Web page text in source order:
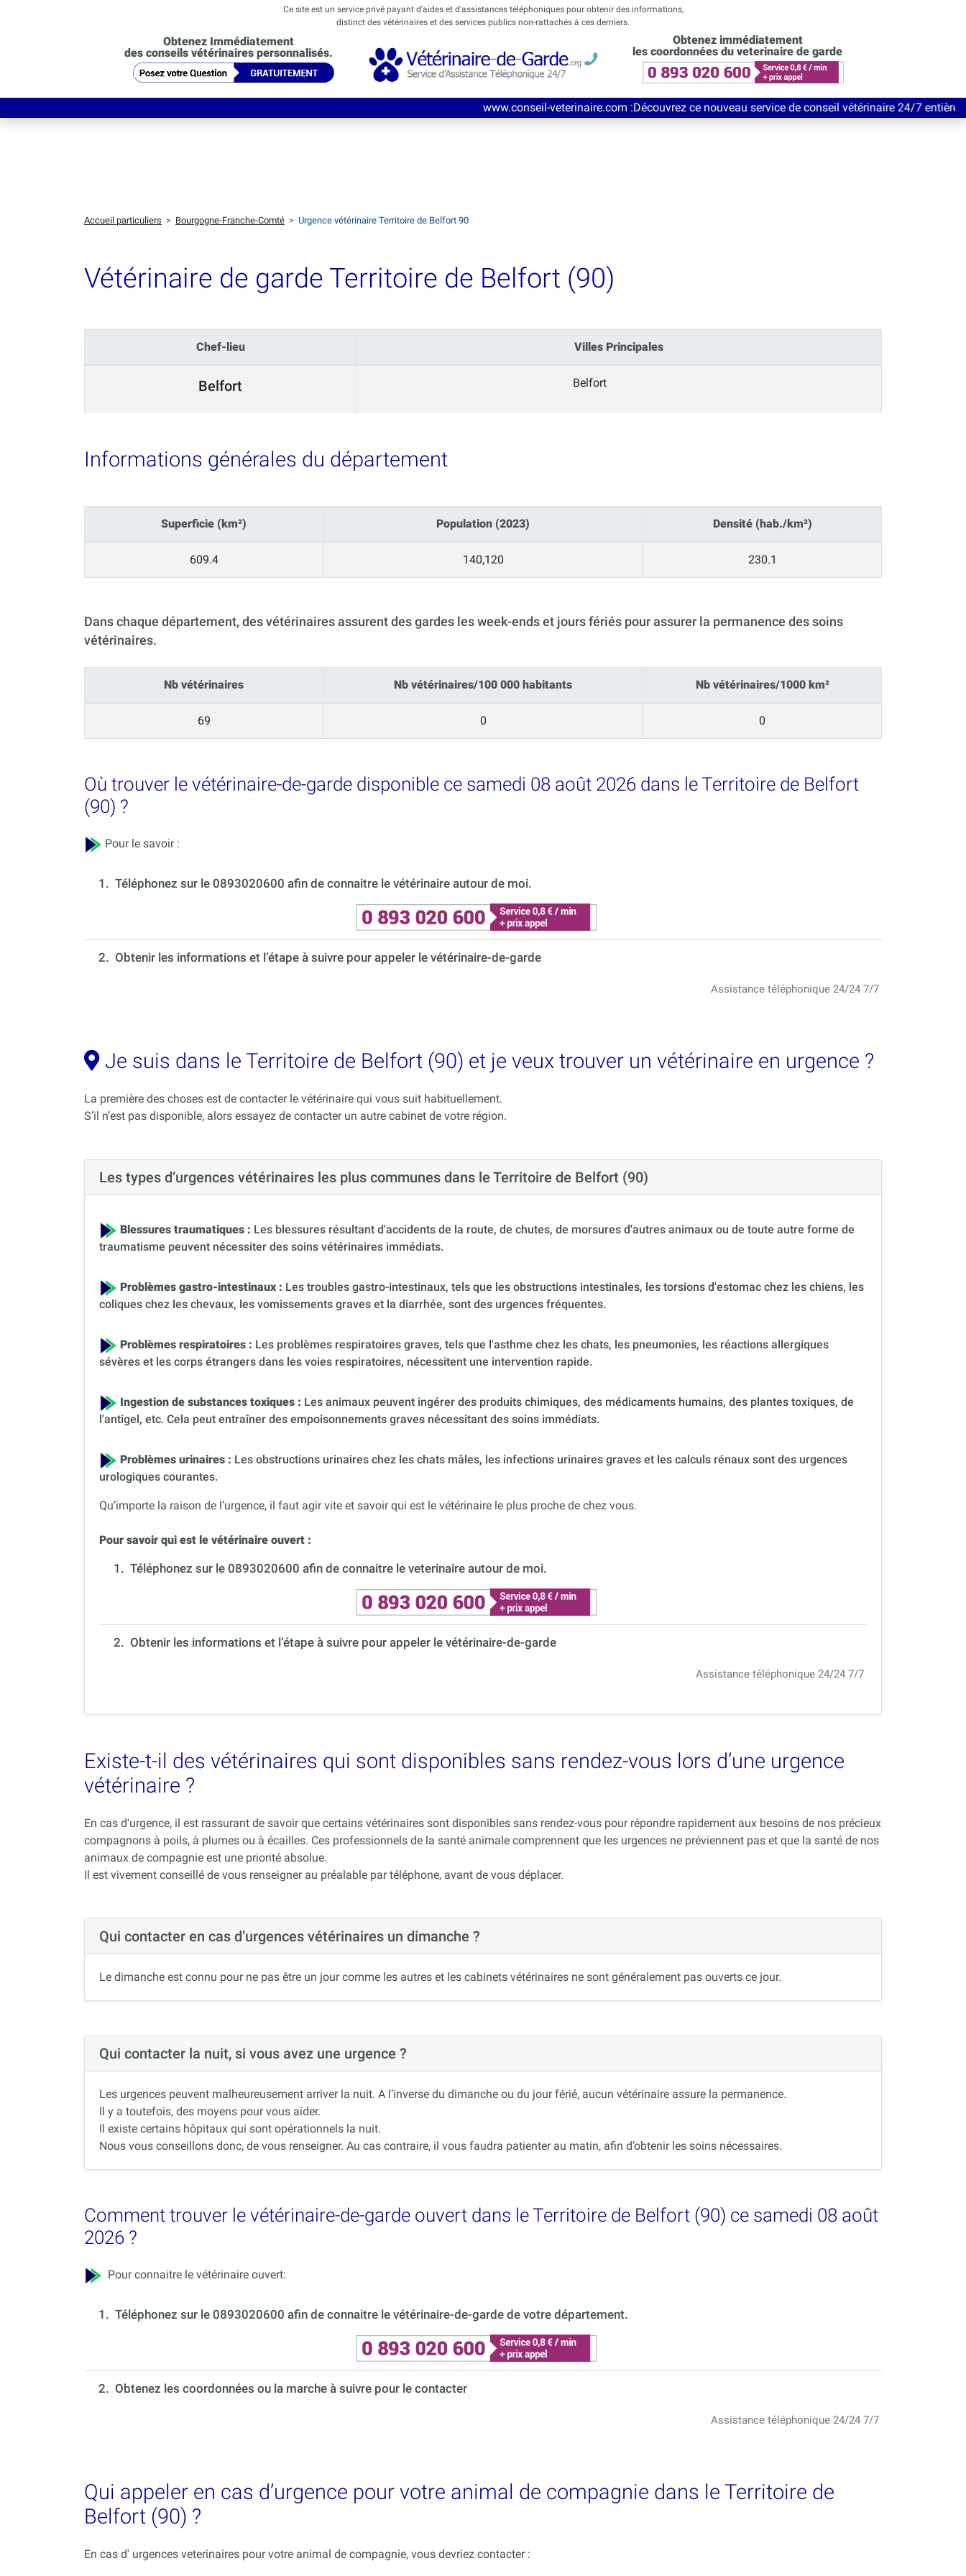
Ce site est un service privé payant d’aides et d’assistances téléphoniques pour obtenir des informations,
distinct des vétérinaires et des services publics non-rattachés à ces derniers.
Obtenez Immédiatement
des conseils vétérinaires personnalisés.
Obtenez immédiatement
les coordonnées du veterinaire de garde
www.conseil-veterinaire.com:Découvrez ce nouveau service de conseil vétérinaire 24/7 entièrement Gratuit
Accueil particuliers > Bourgogne-Franche-Comté > Urgence vétérinaire Territoire de Belfort 90
Vétérinaire de garde Territoire de Belfort (90)
Chef-lieu Villes Principales
Belfort Belfort
Informations générales du département
Superficie (km²) Population (2023) Densité (hab./km²)
609.4 140,120 230.1
Dans chaque département, des vétérinaires assurent des gardes les week-ends et jours fériés pour assurer la permanence des soins
vétérinaires.
Nb vétérinaires Nb vétérinaires/100 000 habitants Nb vétérinaires/1000 km²
69 0 0
Où trouver le vétérinaire-de-garde disponible ce samedi 08 août 2026 dans le Territoire de Belfort
(90) ?
Pour le savoir :
1. Téléphonez sur le 0893020600 afin de connaitre le vétérinaire autour de moi.
2. Obtenir les informations et l’étape à suivre pour appeler le vétérinaire-de-garde
Assistance téléphonique 24/24 7/7
Je suis dans le Territoire de Belfort (90) et je veux trouver un vétérinaire en urgence ?
La première des choses est de contacter le vétérinaire qui vous suit habituellement.
S’il n’est pas disponible, alors essayez de contacter un autre cabinet de votre région.
Les types d’urgences vétérinaires les plus communes dans le Territoire de Belfort (90)
Blessures traumatiques : Les blessures résultant d'accidents de la route, de chutes, de morsures d'autres animaux ou de toute autre forme de
traumatisme peuvent nécessiter des soins vétérinaires immédiats.
Problèmes gastro-intestinaux : Les troubles gastro-intestinaux, tels que les obstructions intestinales, les torsions d'estomac chez les chiens, les
coliques chez les chevaux, les vomissements graves et la diarrhée, sont des urgences fréquentes.
Problèmes respiratoires : Les problèmes respiratoires graves, tels que l'asthme chez les chats, les pneumonies, les réactions allergiques
sévères et les corps étrangers dans les voies respiratoires, nécessitent une intervention rapide.
Ingestion de substances toxiques : Les animaux peuvent ingérer des produits chimiques, des médicaments humains, des plantes toxiques, de
l'antigel, etc. Cela peut entraîner des empoisonnements graves nécessitant des soins immédiats.
Problèmes urinaires : Les obstructions urinaires chez les chats mâles, les infections urinaires graves et les calculs rénaux sont des urgences
urologiques courantes.
Qu’importe la raison de l’urgence, il faut agir vite et savoir qui est le vétérinaire le plus proche de chez vous.
Pour savoir qui est le vétérinaire ouvert :
1. Téléphonez sur le 0893020600 afin de connaitre le veterinaire autour de moi.
2. Obtenir les informations et l’étape à suivre pour appeler le vétérinaire-de-garde
Assistance téléphonique 24/24 7/7
Existe-t-il des vétérinaires qui sont disponibles sans rendez-vous lors d’une urgence
vétérinaire ?
En cas d'urgence, il est rassurant de savoir que certains vétérinaires sont disponibles sans rendez-vous pour répondre rapidement aux besoins de nos précieux
compagnons à poils, à plumes ou à écailles. Ces professionnels de la santé animale comprennent que les urgences ne préviennent pas et que la santé de nos
animaux de compagnie est une priorité absolue.
Il est vivement conseillé de vous renseigner au préalable par téléphone, avant de vous déplacer.
Qui contacter en cas d’urgences vétérinaires un dimanche ?
Le dimanche est connu pour ne pas être un jour comme les autres et les cabinets vétérinaires ne sont généralement pas ouverts ce jour.
Qui contacter la nuit, si vous avez une urgence ?
Les urgences peuvent malheureusement arriver la nuit. A l’inverse du dimanche ou du jour férié, aucun vétérinaire assure la permanence.
Il y a toutefois, des moyens pour vous aider.
Il existe certains hôpitaux qui sont opérationnels la nuit.
Nous vous conseillons donc, de vous renseigner. Au cas contraire, il vous faudra patienter au matin, afin d’obtenir les soins nécessaires.
Comment trouver le vétérinaire-de-garde ouvert dans le Territoire de Belfort (90) ce samedi 08 août
2026 ?
Pour connaitre le vétérinaire ouvert:
1. Téléphonez sur le 0893020600 afin de connaitre le vétérinaire-de-garde de votre département.
2. Obtenez les coordonnées ou la marche à suivre pour le contacter
Assistance téléphonique 24/24 7/7
Qui appeler en cas d’urgence pour votre animal de compagnie dans le Territoire de
Belfort (90) ?
En cas d' urgences veterinaires pour votre animal de compagnie, vous devriez contacter :